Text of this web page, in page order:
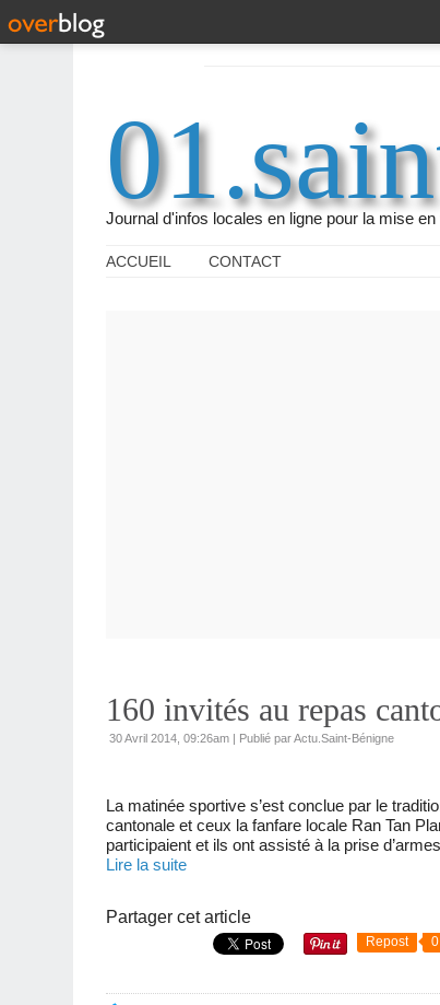
Journal d'infos locales en ligne pour la mise
ACCUEIL CONTACT
160 invités au repas
30 Avril 2014, 09:26am | Publié par Actu.Saint-Bénigne
La matinée sportive s’est conclue par le
cantonale et ceux la fanfare locale Ran Tan
participaient et ils ont assisté à la prise
Lire la suite
Partager cet article
Repost 0